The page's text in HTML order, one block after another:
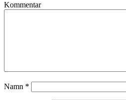
Kommentar
Namn *